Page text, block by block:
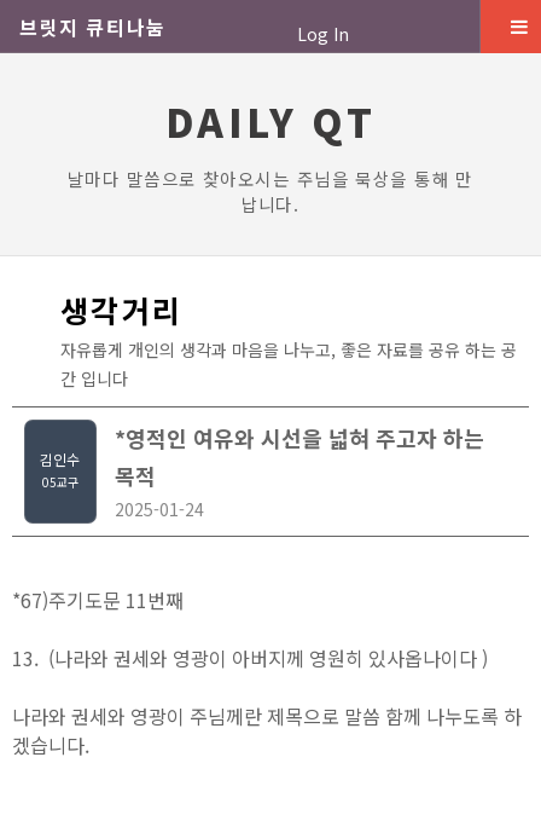
브릿지 큐티나눔 Log In
DAILY QT
날마다 말씀으로 찾아오시는 주님을 묵상을 통해 만
납니다.
생각거리
자유롭게 개인의 생각과 마음을 나누고, 좋은 자료를 공유 하는 공
간 입니다
김인수
05교구
*영적인 여유와 시선을 넓혀 주고자 하는
목적
2025-01-24
*67)주기도문 11번째
13. (나라와 권세와 영광이 아버지께 영원히 있사옵나이다 )
나라와 권세와 영광이 주님께란 제목으로 말씀 함께 나누도록 하
겠습니다.